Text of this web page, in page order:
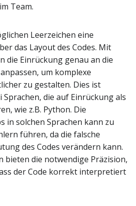
Team.
Leerzeichen eine
das Layout des Codes. Mit
die Einrückung genau an die
um komplexe
zu gestalten. Dies ist
die auf Einrückung als
wie z.B. Python. Die
in solchen Sprachen kann zu
führen, da die falsche
des Codes verändern kann.
bieten die notwendige Präzision,
der Code korrekt interpretiert